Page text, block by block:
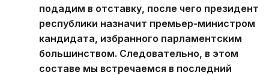
подадим в отставку, после чего президент
республики назначит премьер-министром
кандидата, избранного парламентским
большинством. Следовательно, в этом
составе мы встречаемся в последний